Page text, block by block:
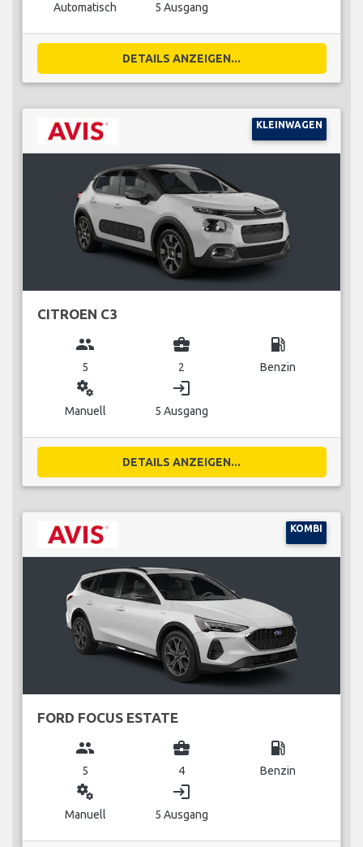
Automatisch 5 Ausgang
DETAILS ANZEIGEN...
KLEINWAGEN
CITROEN C3
group
5
business_center
2
local_gas_station
Benzin
miscellaneous_services
Manuell
login
5 Ausgang
DETAILS ANZEIGEN...
KOMBI
FORD FOCUS ESTATE
group
5
business_center
4
local_gas_station
Benzin
miscellaneous_services
Manuell
login
5 Ausgang